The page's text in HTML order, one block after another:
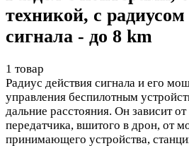
техникой, с
сигнала - до 8 km
1 товар
Радиус действия сигнала и его
управления беспилотным
дальние расстояния. Он зависит
передатчика, вшитого в дрон, от
принимающего устройства,